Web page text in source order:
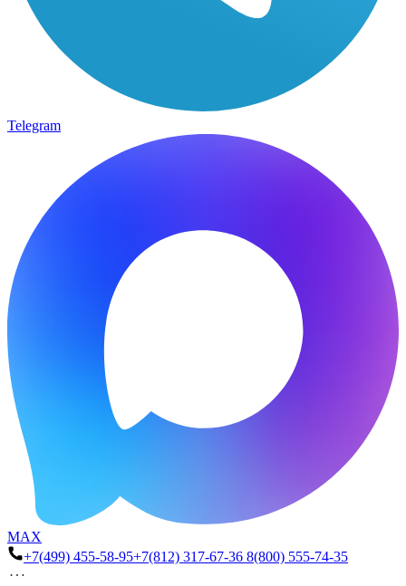
Telegram
MAX
+7(499) 455-58-95+7(812) 317-67-36 8(800) 555-74-35